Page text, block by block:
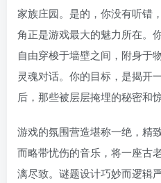
家族庄园。是的，你没有听错
角正是游戏最大的魅力所在。
自由穿梭于墙壁之间，附身于
灵魂对话。你的目标，是揭开
后，那些被层层掩埋的秘密和
游戏的氛围营造堪称一绝，精
而略带忧伤的音乐，将一座古
漓尽致。谜题设计巧妙而逻辑